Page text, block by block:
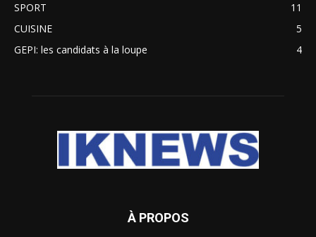
SPORT
11
CUISINE
5
GEPI: les candidats à la loupe
4
À PROPOS